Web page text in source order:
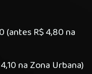
(antes R$ 4,80 na
na Zona Urbana)